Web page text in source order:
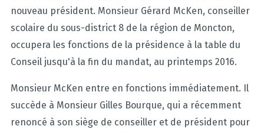
nouveau président. Monsieur Gérard McKen, conseiller
scolaire du sous-district 8 de la région de Moncton,
occupera les fonctions de la présidence à la table du
Conseil jusqu'à la fin du mandat, au printemps 2016.
Monsieur McKen entre en fonctions immédiatement. Il
succède à Monsieur Gilles Bourque, qui a récemment
renoncé à son siège de conseiller et de président pour